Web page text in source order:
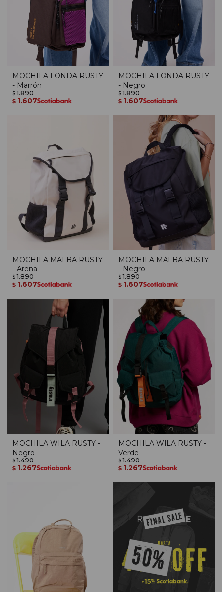
MOCHILA FONDA RUSTY
- Marrón
$ 1.890
$ 1.607
MOCHILA FONDA RUSTY
- Negro
$ 1.890
$ 1.607
MOCHILA MALBA RUSTY
- Arena
$ 1.890
$ 1.607
MOCHILA MALBA RUSTY
- Negro
$ 1.890
$ 1.607
MOCHILA WILA RUSTY -
Negro
$ 1.490
$ 1.267
MOCHILA WILA RUSTY -
Verde
$ 1.490
$ 1.267